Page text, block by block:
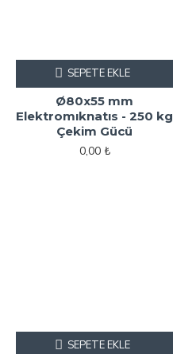
Ø80x55 mm
Elektromıknatıs - 250 kg
Çekim Gücü
0,00 ₺
SEPETE EKLE
SEPETE EKLE